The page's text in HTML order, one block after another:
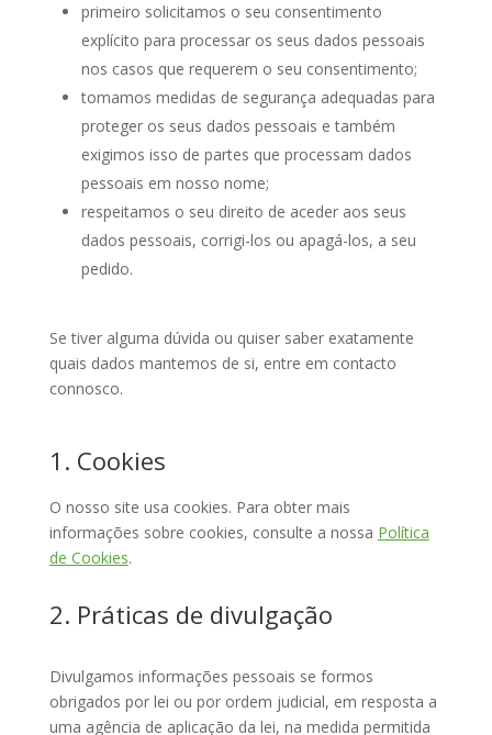
primeiro solicitamos o seu consentimento
explícito para processar os seus dados pessoais
nos casos que requerem o seu consentimento;
tomamos medidas de segurança adequadas para
proteger os seus dados pessoais e também
exigimos isso de partes que processam dados
pessoais em nosso nome;
respeitamos o seu direito de aceder aos seus
dados pessoais, corrigi-los ou apagá-los, a seu
pedido.
Se tiver alguma dúvida ou quiser saber exatamente
quais dados mantemos de si, entre em contacto
connosco.
1. Cookies
O nosso site usa cookies. Para obter mais
informações sobre cookies, consulte a nossa Política
de Cookies.
2. Práticas de divulgação
Divulgamos informações pessoais se formos
obrigados por lei ou por ordem judicial, em resposta a
uma agência de aplicação da lei, na medida permitida